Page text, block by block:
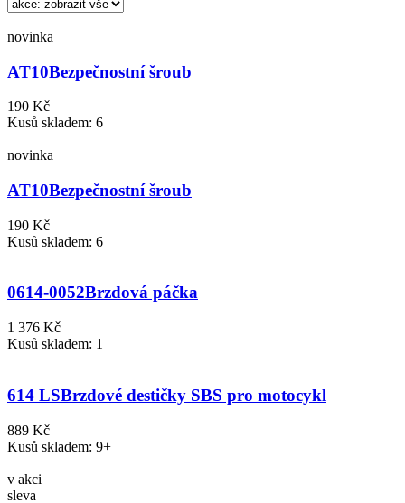
novinka
AT10Bezpečnostní šroub
190 Kč
Kusů skladem: 6
novinka
AT10Bezpečnostní šroub
190 Kč
Kusů skladem: 6
0614-0052Brzdová páčka
1 376 Kč
Kusů skladem: 1
614 LSBrzdové destičky SBS pro motocykl
889 Kč
Kusů skladem: 9+
v akci
sleva